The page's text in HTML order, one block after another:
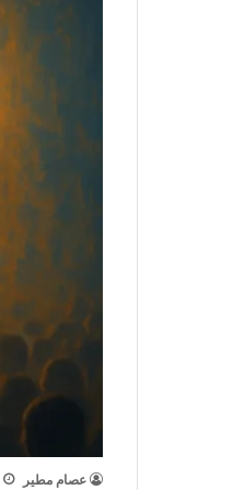
عصام مطير